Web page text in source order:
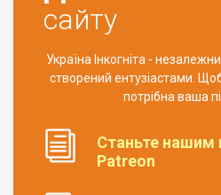
сайту
Україна Інкогніта -
створений ентузіастами.
потрібна ваша
Станьте нашим
Patreon